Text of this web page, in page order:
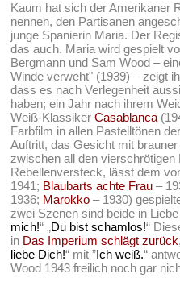
Kaum hat sich der Amerikaner
nennen, den Partisanen
junge Spanierin Maria. Der
das auch. Maria wird gespielt
Bergmann und Sam Wood –
Winde verweht" (1939) – zeigt
dass es nach Verlegenheit
haben; ein Jahr nach ihrem
Weiß-KlassikerCasablanca
Farbfilm in allen Pastelltönen
Auftritt, das Gesicht mit
zwischen all den vierschrötigen
Rebellenversteck, lässt dem
1941; Blaubarts achte Frau –
1936; Marokko – 1930)
zwei Szenen sind beide in
mich!“ „Du bist schamlos!“
in Das Imperium schlägt zurück
liebe Dich!“ mit ”Ich weiß.“
Wood 1943 freilich noch gar